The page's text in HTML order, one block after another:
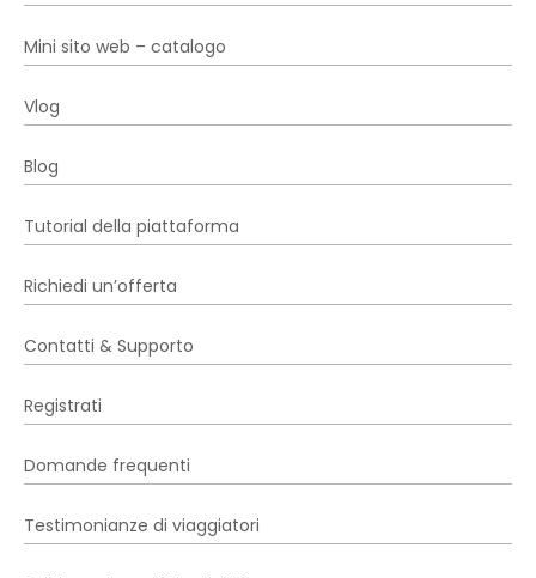
Mini sito web – catalogo
Vlog
Blog
Tutorial della piattaforma
Richiedi un’offerta
Contatti & Supporto
Registrati
Domande frequenti
Testimonianze di viaggiatori